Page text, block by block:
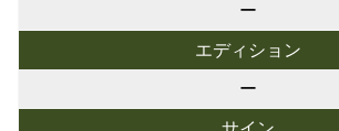
ー
エディション
ー